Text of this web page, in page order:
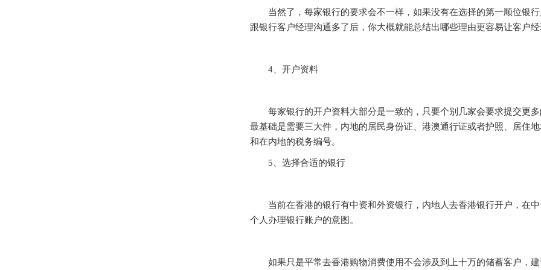
当然了，每家银行的要求会不一样，如果没有在选择的第一顺位银行
跟银行客户经理沟通多了后，你大概就能总结出哪些理由更容易让客户
4、开户资料
每家银行的开户资料大部分是一致的，只要个别几家会要求提交更多
最基础是需要三大件，内地的居民身份证、港澳通行证或者护照、居住
和在内地的税务编号。
5、选择合适的银行
当前在香港的银行有中资和外资银行，内地人去香港银行开户，在中
个人办理银行账户的意图。
如果只是平常去香港购物消费使用不会涉及到上十万的储蓄客户，建